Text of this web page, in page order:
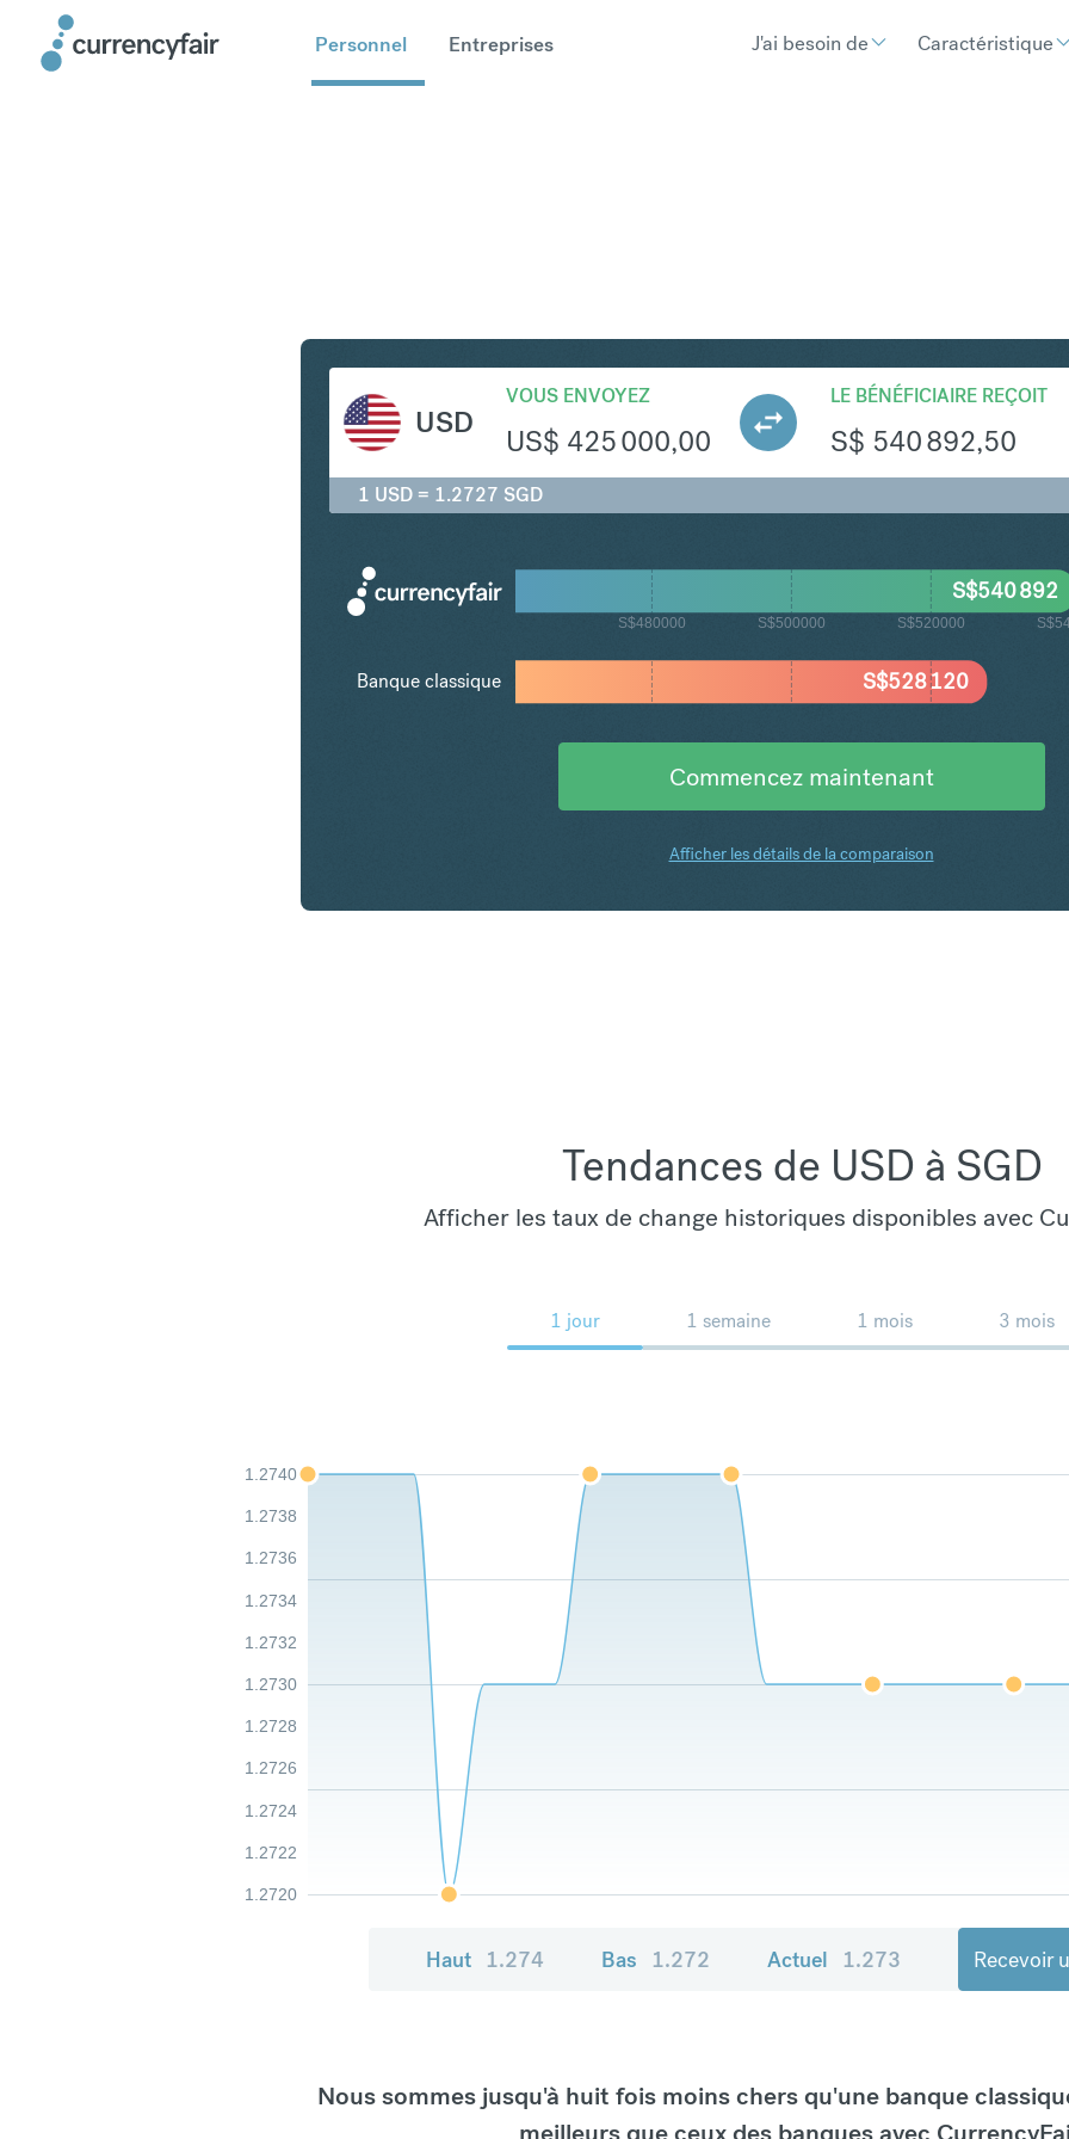
Personnel Entreprises J'ai besoin de Caractéristique
USD
VOUS ENVOYEZ
US$ 425 000,00
LE BÉNÉFICIAIRE REÇOIT
S$ 540 892,50
1 USD = 1.2727 SGD
S$480000 S$500000 S$520000
S$528 120
S$540 892
Banque classique
Commencez maintenant
Afficher les détails de la comparaison
Tendances de USD à SGD
Afficher les taux de change historiques disponibles avec
1 jour 1 semaine 1 mois 3 mois
1.2720
1.2722
1.2724
1.2726
1.2728
1.2730
1.2732
1.2734
1.2736
1.2738
1.2740
Haut 1.274 Bas 1.272 Actuel 1.273 Recevoir
Nous sommes jusqu'à huit fois moins chers qu'une banque
meilleurs que ceux des banques avec